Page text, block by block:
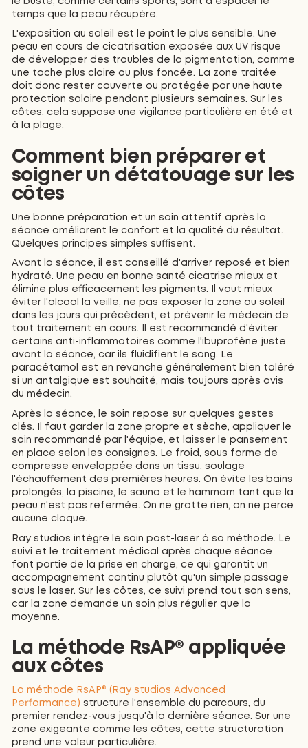
temps que la peau récupère.
L'exposition au soleil est le point le plus sensible. Une
peau en cours de cicatrisation exposée aux UV risque
de développer des troubles de la pigmentation, comme
une tache plus claire ou plus foncée. La zone traitée
doit donc rester couverte ou protégée par une haute
protection solaire pendant plusieurs semaines. Sur les
côtes, cela suppose une vigilance particulière en été et
à la plage.
Comment bien préparer et
soigner un détatouage sur les
côtes
Une bonne préparation et un soin attentif après la
séance améliorent le confort et la qualité du résultat.
Quelques principes simples suffisent.
Avant la séance, il est conseillé d'arriver reposé et bien
hydraté. Une peau en bonne santé cicatrise mieux et
élimine plus efficacement les pigments. Il vaut mieux
éviter l'alcool la veille, ne pas exposer la zone au soleil
dans les jours qui précèdent, et prévenir le médecin de
tout traitement en cours. Il est recommandé d'éviter
certains anti-inflammatoires comme l'ibuprofène juste
avant la séance, car ils fluidifient le sang. Le
paracétamol est en revanche généralement bien toléré
si un antalgique est souhaité, mais toujours après avis
du médecin.
Après la séance, le soin repose sur quelques gestes
clés. Il faut garder la zone propre et sèche, appliquer le
soin recommandé par l'équipe, et laisser le pansement
en place selon les consignes. Le froid, sous forme de
compresse enveloppée dans un tissu, soulage
l'échauffement des premières heures. On évite les bains
prolongés, la piscine, le sauna et le hammam tant que la
peau n'est pas refermée. On ne gratte rien, on ne perce
aucune cloque.
Ray studios intègre le soin post-laser à sa méthode. Le
suivi et le traitement médical après chaque séance
font partie de la prise en charge, ce qui garantit un
accompagnement continu plutôt qu'un simple passage
sous le laser. Sur les côtes, ce suivi prend tout son sens,
car la zone demande un soin plus régulier que la
moyenne.
La méthode RsAP® appliquée
aux côtes
La méthode RsAP® (Ray studios Advanced
Performance) structure l'ensemble du parcours, du
premier rendez-vous jusqu'à la dernière séance. Sur une
zone exigeante comme les côtes, cette structuration
prend une valeur particulière.